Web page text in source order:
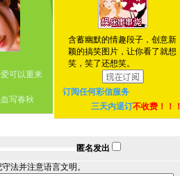
可以重来
写春秋
含蓄幽默的情趣段子，创意新
颖的搞笑图片，让你看了就想
笑，笑了还想笑。
订阅任何彩信服务
三天内退订不收费！！！
匿名发出
法并注意语言文明。